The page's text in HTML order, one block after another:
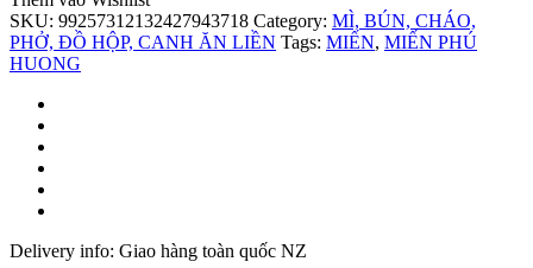
SKU: 99257312132427943718 Category: MÌ, BÚN, CHÁO,
PHỞ, ĐỒ HỘP, CANH ĂN LIỀN Tags: MIẾN, MIẾN PHÚ
HUONG
Delivery info: Giao hàng toàn quốc NZ